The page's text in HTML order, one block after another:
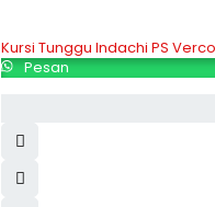
Kursi Tunggu Indachi PS
Pesan